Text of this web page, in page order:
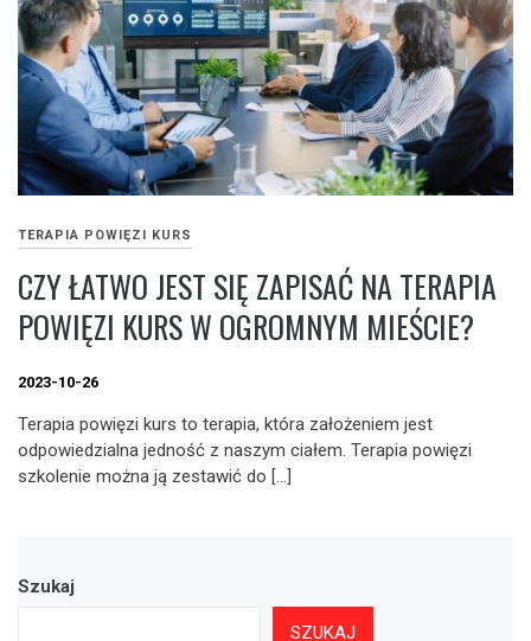
TERAPIA POWIĘZI KURS
CZY ŁATWO JEST SIĘ ZAPISAĆ NA TERAPIA
POWIĘZI KURS W OGROMNYM MIEŚCIE?
2023-10-26
Terapia powięzi kurs to terapia, która założeniem jest
odpowiedzialna jedność z naszym ciałem. Terapia powięzi
szkolenie można ją zestawić do […]
Szukaj
SZUKAJ